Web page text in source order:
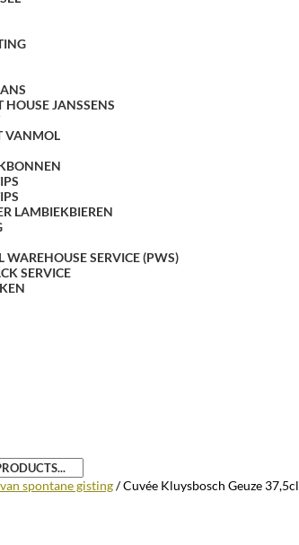
HOUSE JANSSENS
VANMOL
LAMBIEKBIEREN
WAREHOUSE SERVICE (PWS)
SERVICE
spontane gisting/ Cuvée Kluysbosch Geuze 37,5cl